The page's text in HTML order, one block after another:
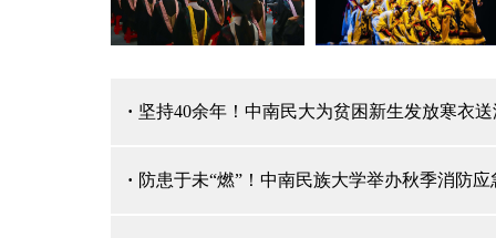
· 坚持40余年！中南民大为贫困新生发放寒衣
· 防患于未“燃”！中南民族大学举办秋季消防应